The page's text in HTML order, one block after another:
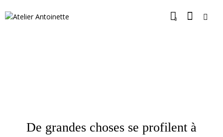
0
De grandes choses se profilent à